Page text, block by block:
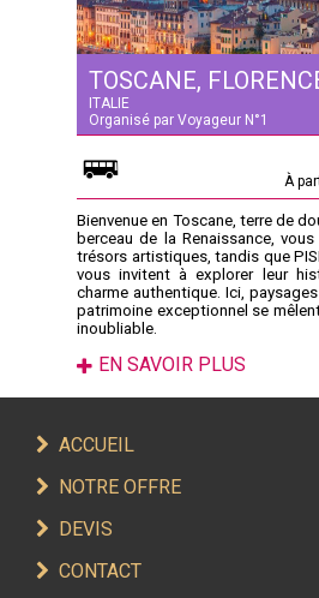
TOSCANE,
ITALIE
Organisé par Voyageur N°1
À
Bienvenue en Toscane, terre de
berceau de la Renaissance,
trésors artistiques, tandis que
vous invitent à explorer leur
charme authentique. Ici,
patrimoine exceptionnel se
inoubliable.
EN SAVOIR PLUS
ACCUEIL
NOTRE OFFRE
DEVIS
CONTACT